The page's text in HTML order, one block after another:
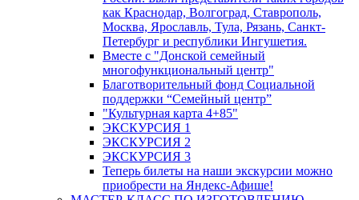
как Краснодар, Волгоград, Ставрополь,
Москва, Ярославль, Тула, Рязань, Санкт-
Петербург и республики Ингушетия.
Вместе с "Донской семейный
многофункциональный центр"
Благотворительный фонд Социальной
поддержки “Семейный центр”
"Культурная карта 4+85"
ЭКСКУРСИЯ 1
ЭКСКУРСИЯ 2
ЭКСКУРСИЯ 3
Теперь билеты на наши экскурсии можно
приобрести на Яндекс-Афише!